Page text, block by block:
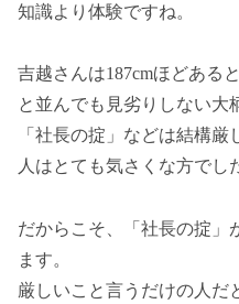
知識より体験ですね。
吉越さんは187cmほどある
と並んでも見劣りしない大
「社長の掟」などは結構
人はとても気さくな方でし
だからこそ、「社長の掟」
ます。
厳しいこと言うだけの人だ